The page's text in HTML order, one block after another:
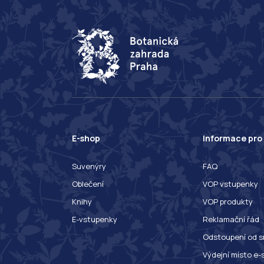
E-shop
Suvenýry
Oblečení
Knihy
E-vstupenky
Informace pro
FAQ
VOP vstupenky
VOP produkty
Reklamační řád
Odstoupení od
Výdejní místo e-